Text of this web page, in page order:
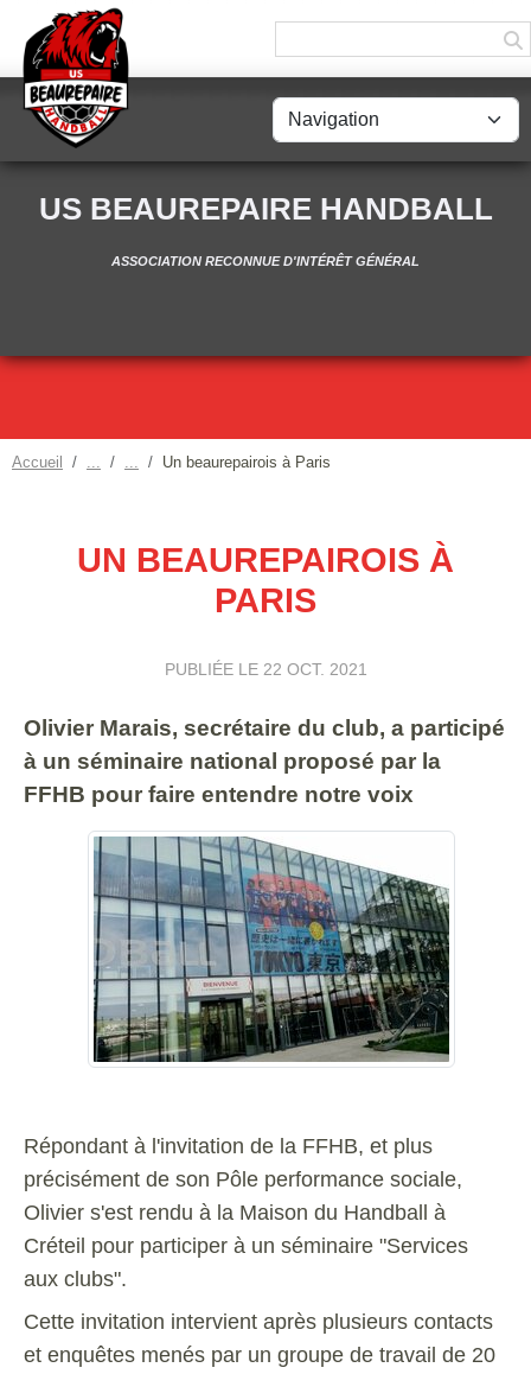
US BEAUREPAIRE HANDBALL
ASSOCIATION RECONNUE D'INTÉRÊT GÉNÉRAL
Accueil Un beaurepairois à Paris
UN BEAUREPAIROIS À
PARIS
PUBLIÉE LE 22 OCT. 2021
Olivier Marais, secrétaire du club, a participé
à un séminaire national proposé par la
FFHB pour faire entendre notre voix
Répondant à l'invitation de la FFHB, et plus
précisément de son Pôle performance sociale,
Olivier s'est rendu à la Maison du Handball à
Créteil pour participer à un séminaire "Services
aux clubs".
Cette invitation intervient après plusieurs contacts
et enquêtes menés par un groupe de travail de 20
Panneau de gestion des cookies